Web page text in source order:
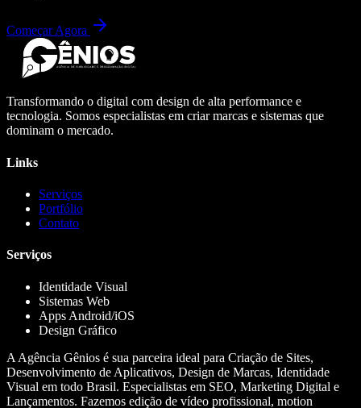
Começar Agora
Transformando o digital com design de alta performance e
tecnologia. Somos especialistas em criar marcas e sistemas que
dominam o mercado.
Links
Serviços
Portfólio
Contato
Serviços
Identidade Visual
Sistemas Web
Apps Android/iOS
Design Gráfico
A Agência Gênios é sua parceira ideal para Criação de Sites,
Desenvolvimento de Aplicativos, Design de Marcas, Identidade
Visual em todo Brasil. Especialistas em SEO, Marketing Digital e
Lançamentos. Fazemos edição de vídeo profissional, motion